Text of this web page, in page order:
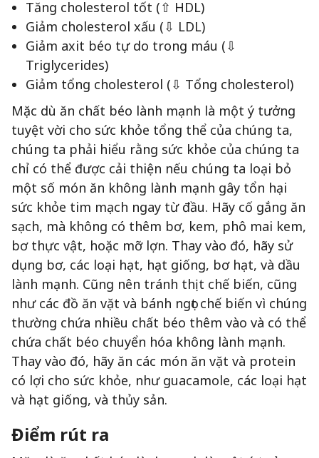
Tăng cholesterol tốt (⇧ HDL)
Giảm cholesterol xấu (⇩ LDL)
Giảm axit béo tự do trong máu (⇩
Triglycerides)
Giảm tổng cholesterol (⇩ Tổng cholesterol)
Mặc dù ăn chất béo lành mạnh là một ý tưởng
tuyệt vời cho sức khỏe tổng thể của chúng ta,
chúng ta phải hiểu rằng sức khỏe của chúng ta
chỉ có thể được cải thiện nếu chúng ta loại bỏ
một số món ăn không lành mạnh gây tổn hại
sức khỏe tim mạch ngay từ đầu. Hãy cố gắng ăn
sạch, mà không có thêm bơ, kem, phô mai kem,
bơ thực vật, hoặc mỡ lợn. Thay vào đó, hãy sử
dụng bơ, các loại hạt, hạt giống, bơ hạt, và dầu
lành mạnh. Cũng nên tránh thịt chế biến, cũng
như các đồ ăn vặt và bánh ngọt chế biến vì chúng
thường chứa nhiều chất béo thêm vào và có thể
chứa chất béo chuyển hóa không lành mạnh.
Thay vào đó, hãy ăn các món ăn vặt và protein
có lợi cho sức khỏe, như guacamole, các loại hạt
và hạt giống, và thủy sản.
Điểm rút ra